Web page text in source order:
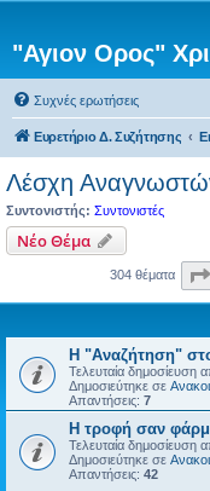
"Αγιον Ορος"
Συχνές ερωτήσεις
Ευρετήριο Δ. Συζήτησης
Λέσχη
Συντονιστής: Συντονιστές
Νέο Θέμα
304 θέματα
Η "Αναζήτηση"
Τελευταία δημοσίευση
Δημοσιεύτηκε σε
Απαντήσεις: 7
H τροφή σαν
Τελευταία δημοσίευση
Δημοσιεύτηκε σε
Απαντήσεις: 42